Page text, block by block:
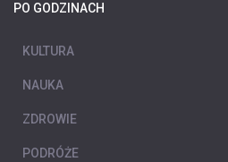
PO GODZINACH
KULTURA
NAUKA
ZDROWIE
PODRÓŻE